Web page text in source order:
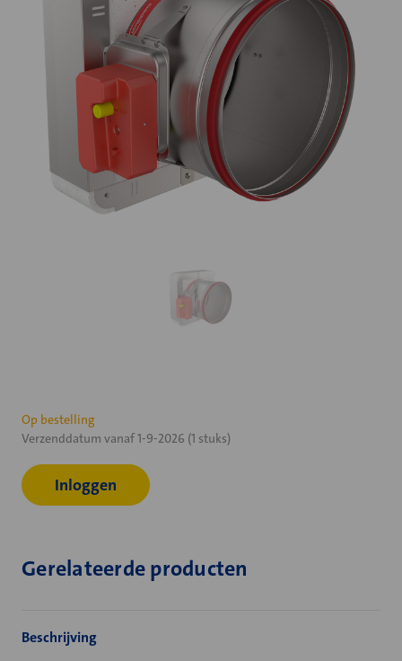
Huidige
voorraad:
Op bestelling
Verzenddatum vanaf 1-9-2026 (1 stuks)
Inloggen
Gerelateerde producten
Beschrijving